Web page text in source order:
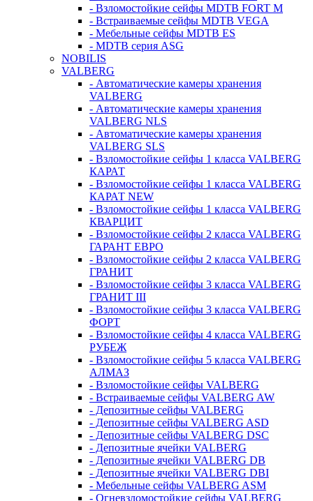
- Взломостойкие сейфы MDTB FORT M
- Встраиваемые сейфы MDTB VEGA
- Мебельные сейфы MDTB ES
- MDTB серия ASG
NOBILIS
VALBERG
- Автоматические камеры хранения
VALBERG
- Автоматические камеры хранения
VALBERG NLS
- Автоматические камеры хранения
VALBERG SLS
- Взломостойкие сейфы 1 класса VALBERG
КАРАТ
- Взломостойкие сейфы 1 класса VALBERG
КАРАТ NEW
- Взломостойкие сейфы 1 класса VALBERG
КВАРЦИТ
- Взломостойкие сейфы 2 класса VALBERG
ГАРАНТ ЕВРО
- Взломостойкие сейфы 2 класса VALBERG
ГРАНИТ
- Взломостойкие сейфы 3 класса VALBERG
ГРАНИТ III
- Взломостойкие сейфы 3 класса VALBERG
ФОРТ
- Взломостойкие сейфы 4 класса VALBERG
РУБЕЖ
- Взломостойкие сейфы 5 класса VALBERG
АЛМАЗ
- Взломостойкие сейфы VALBERG
- Встраиваемые сейфы VALBERG AW
- Депозитные сейфы VALBERG
- Депозитные сейфы VALBERG ASD
- Депозитные сейфы VALBERG DSC
- Депозитные ячейки VALBERG
- Депозитные ячейки VALBERG DB
- Депозитные ячейки VALBERG DBI
- Мебельные сейфы VALBERG ASM
- Огневзломостойкие сейфы VALBERG